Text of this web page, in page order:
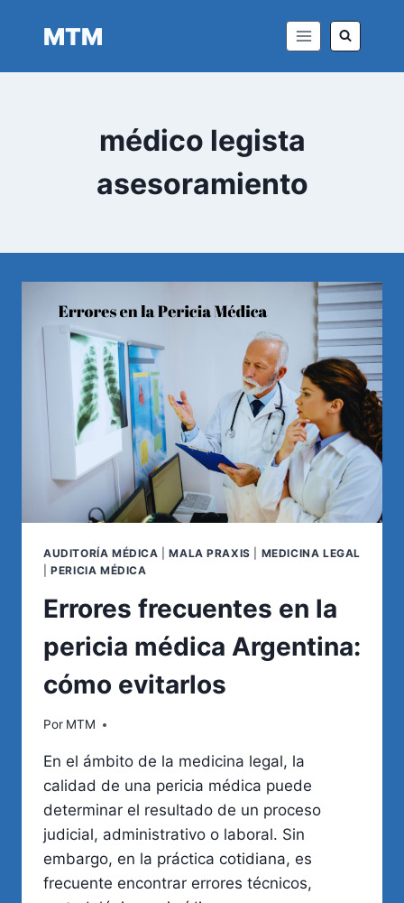
MTM
médico legista
asesoramiento
AUDITORÍA MÉDICA |MALA PRAXIS
MEDICINA LEGAL
|PERICIA MÉDICA
Errores frecuentes en la
pericia médica Argentina:
cómo evitarlos
Por MTM
En el ámbito de la medicina legal, la
calidad de una pericia médica puede
determinar el resultado de un proceso
judicial, administrativo o laboral. Sin
embargo, en la práctica cotidiana, es
frecuente encontrar errores técnicos,